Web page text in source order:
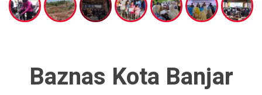
Baznas Kota Banjar